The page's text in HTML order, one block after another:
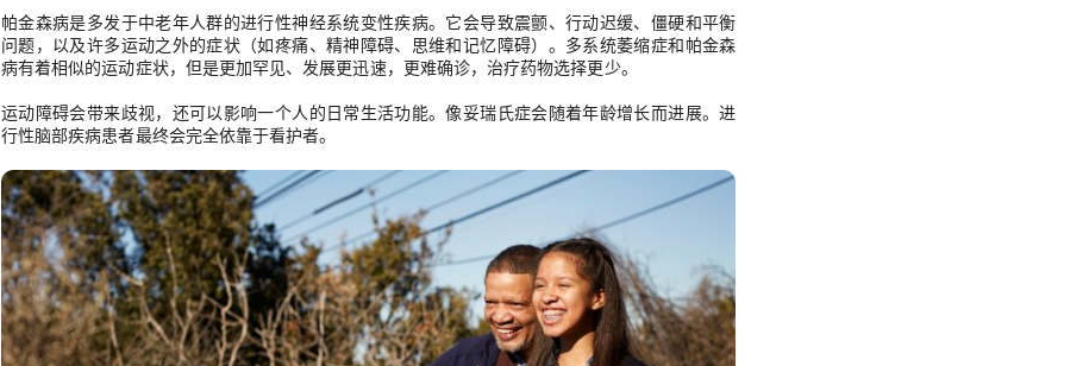
帕金森病是多发于中老年人群的进行性神经系统变性疾病。它会导致震颤、行动迟缓、僵硬和平衡
问题，以及许多运动之外的症状（如疼痛、精神障碍、思维和记忆障碍）。多系统萎缩症和帕金森
病有着相似的运动症状，但是更加罕见、发展更迅速，更难确诊，治疗药物选择更少。
运动障碍会带来歧视，还可以影响一个人的日常生活功能。像妥瑞氏症会随着年龄增长而进展。进
行性脑部疾病患者最终会完全依靠于看护者。